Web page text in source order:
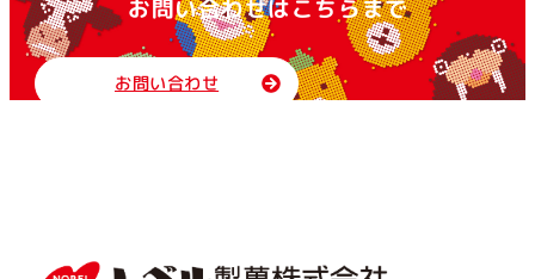
お問い合わせはこちらまで
お問い合わせ